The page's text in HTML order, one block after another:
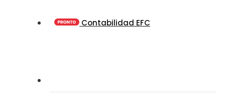
Contabilidad EFC